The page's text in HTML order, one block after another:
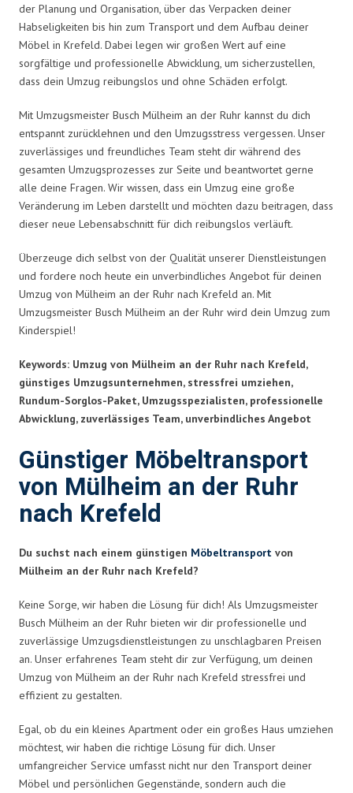
der Planung und Organisation, über das Verpacken deiner
Habseligkeiten bis hin zum Transport und dem Aufbau deiner
Möbel in Krefeld. Dabei legen wir großen Wert auf eine
sorgfältige und professionelle Abwicklung, um sicherzustellen,
dass dein Umzug reibungslos und ohne Schäden erfolgt.
Mit Umzugsmeister Busch Mülheim an der Ruhr kannst du dich
entspannt zurücklehnen und den Umzugsstress vergessen. Unser
zuverlässiges und freundliches Team steht dir während des
gesamten Umzugsprozesses zur Seite und beantwortet gerne
alle deine Fragen. Wir wissen, dass ein Umzug eine große
Veränderung im Leben darstellt und möchten dazu beitragen, dass
dieser neue Lebensabschnitt für dich reibungslos verläuft.
Überzeuge dich selbst von der Qualität unserer Dienstleistungen
und fordere noch heute ein unverbindliches Angebot für deinen
Umzug von Mülheim an der Ruhr nach Krefeld an. Mit
Umzugsmeister Busch Mülheim an der Ruhr wird dein Umzug zum
Kinderspiel!
Keywords: Umzug von Mülheim an der Ruhr nach Krefeld,
günstiges Umzugsunternehmen, stressfrei umziehen,
Rundum-Sorglos-Paket, Umzugsspezialisten, professionelle
Abwicklung, zuverlässiges Team, unverbindliches Angebot
Günstiger Möbeltransport
von Mülheim an der Ruhr
nach Krefeld
Du suchst nach einem günstigen Möbeltransport von
Mülheim an der Ruhr nach Krefeld?
Keine Sorge, wir haben die Lösung für dich! Als Umzugsmeister
Busch Mülheim an der Ruhr bieten wir dir professionelle und
zuverlässige Umzugsdienstleistungen zu unschlagbaren Preisen
an. Unser erfahrenes Team steht dir zur Verfügung, um deinen
Umzug von Mülheim an der Ruhr nach Krefeld stressfrei und
effizient zu gestalten.
Egal, ob du ein kleines Apartment oder ein großes Haus umziehen
möchtest, wir haben die richtige Lösung für dich. Unser
umfangreicher Service umfasst nicht nur den Transport deiner
Möbel und persönlichen Gegenstände, sondern auch die